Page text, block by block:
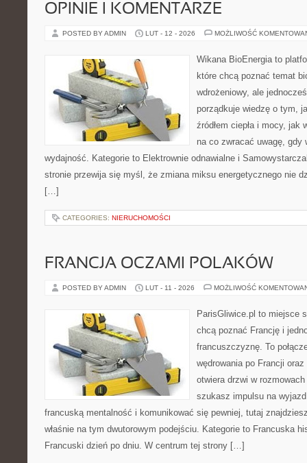
OPINIE I KOMENTARZE
POSTED BY ADMIN LUT - 12 - 2026 MOŻLIWOŚĆ
Wikana BioEnergia to
które chcą poznać temat
wdrożeniowy, ale
porządkuje wiedzę o tym,
źródłem ciepła i mocy, jak
na co zwracać uwagę, gdy
wydajność. Kategorie to Elektrownie odnawialne i
stronie przewija się myśl, że zmiana miksu energetycznego nie
[…]
CATEGORIES: NIERUCHOMOŚCI
FRANCJA OCZAMI POLAKÓW
POSTED BY ADMIN LUT - 11 - 2026 MOŻLIWOŚĆ
ParisGliwice.pl to miejsce
chcą poznać Francję i
francuszczyznę. To
wędrowania po Francji
otwiera drzwi w
szukasz impulsu na
francuską mentalność i komunikować się pewniej, tutaj
właśnie na tym dwutorowym podejściu. Kategorie to Francuska
Francuski dzień po dniu. W centrum tej strony […]